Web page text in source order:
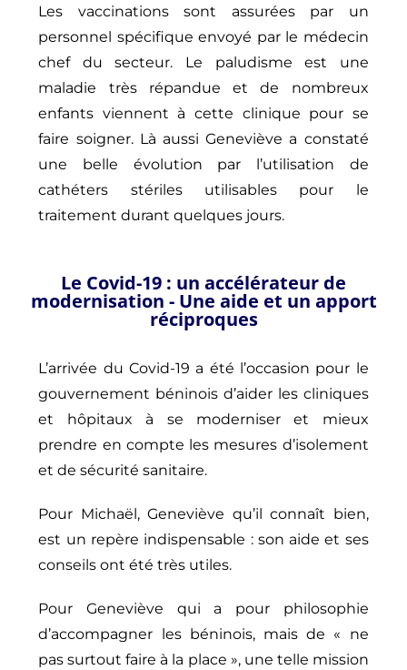
Les vaccinations sont assurées par un
personnel spécifique envoyé par le médecin
chef du secteur. Le paludisme est une
maladie très répandue et de nombreux
enfants viennent à cette clinique pour se
faire soigner. Là aussi Geneviève a constaté
une belle évolution par l’utilisation de
cathéters stériles utilisables pour le
traitement durant quelques jours.
Le Covid-19 : un accélérateur de
modernisation - Une aide et un apport
réciproques
L’arrivée du Covid-19 a été l’occasion pour le
gouvernement béninois d’aider les cliniques
et hôpitaux à se moderniser et mieux
prendre en compte les mesures d’isolement
et de sécurité sanitaire.
Pour Michaël, Geneviève qu’il connaît bien,
est un repère indispensable : son aide et ses
conseils ont été très utiles.
Pour Geneviève qui a pour philosophie
d’accompagner les béninois, mais de « ne
pas surtout faire à la place », une telle mission